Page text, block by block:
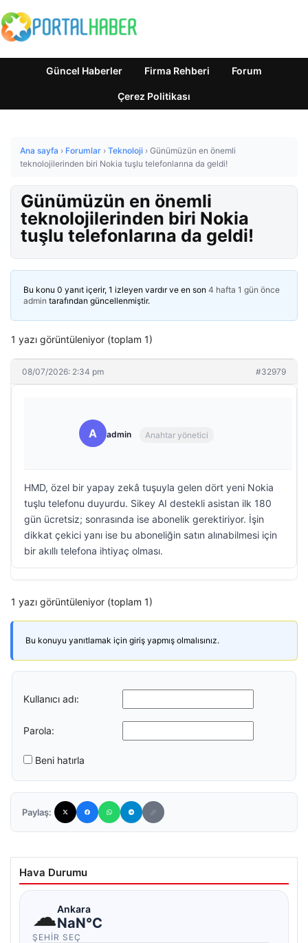
Güncel Haberler Firma Rehberi Forum
Çerez Politikası
Ana sayfa › Forumlar › Teknoloji › Günümüzün en önemli
teknolojilerinden biri Nokia tuşlu telefonlarına da geldi!
Günümüzün en önemli
teknolojilerinden biri Nokia
tuşlu telefonlarına da geldi!
Bu konu 0 yanıt içerir, 1 izleyen vardır ve en son 4 hafta 1 gün önce
admin tarafından güncellenmiştir.
1 yazı görüntüleniyor (toplam 1)
08/07/2026: 2:34 pm #32979
A admin Anahtar yönetici
HMD, özel bir yapay zekâ tuşuyla gelen dört yeni Nokia
tuşlu telefonu duyurdu. Sikey AI destekli asistan ilk 180
gün ücretsiz; sonrasında ise abonelik gerektiriyor. İşin
dikkat çekici yanı ise bu aboneliğin satın alınabilmesi için
bir akıllı telefona ihtiyaç olması.
1 yazı görüntüleniyor (toplam 1)
Bu konuyu yanıtlamak için giriş yapmış olmalısınız.
Kullanıcı adı:
Parola:
Beni hatırla
Paylaş:
Hava Durumu
☁Ankara
NaN°C
ŞEHIR SEÇ